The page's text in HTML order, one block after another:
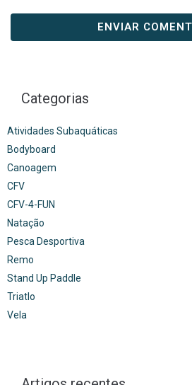
Categorias
Atividades Subaquáticas
Bodyboard
Canoagem
CFV
CFV-4-FUN
Natação
Pesca Desportiva
Remo
Stand Up Paddle
Triatlo
Vela